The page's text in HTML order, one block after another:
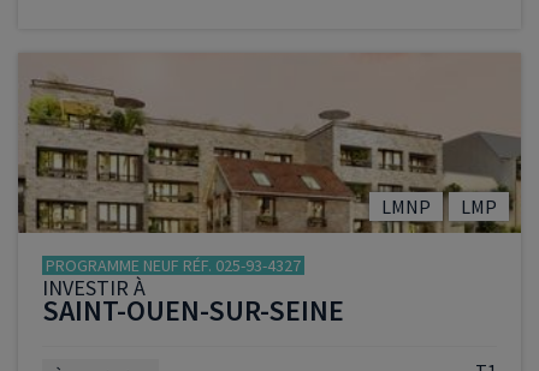
LMNP LMP
PROGRAMME NEUF RÉF. 025-93-4327
INVESTIR À
SAINT-OUEN-SUR-SEINE